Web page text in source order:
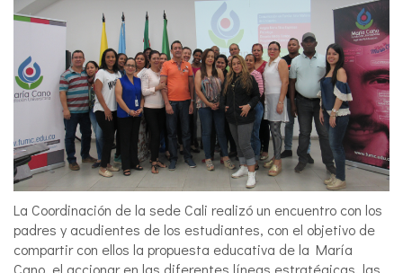
La Coordinación de la sede Cali realizó un encuentro con los
padres y acudientes de los estudiantes, con el objetivo de
compartir con ellos la propuesta educativa de la María
Cano, el accionar en las diferentes líneas estratégicas, las